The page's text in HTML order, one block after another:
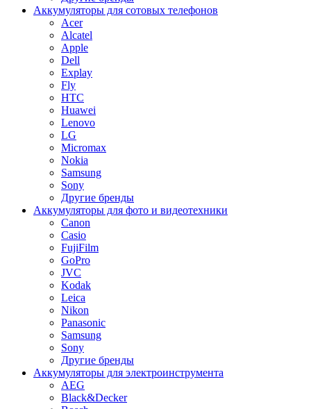
Аккумуляторы для сотовых телефонов
Acer
Alcatel
Apple
Dell
Explay
Fly
HTC
Huawei
Lenovo
LG
Micromax
Nokia
Samsung
Sony
Другие бренды
Аккумуляторы для фото и видеотехники
Canon
Casio
FujiFilm
GoPro
JVC
Kodak
Leica
Nikon
Panasonic
Samsung
Sony
Другие бренды
Аккумуляторы для электроинструмента
AEG
Black&Decker